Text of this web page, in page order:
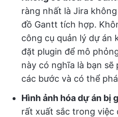
ràng nhất là Jira
đồ Gantt tích hợp.
công cụ quản lý dự án
đặt plugin để mô
này có nghĩa là bạn
các bước và có thể
Hình ảnh hóa dự án bị
rất xuất sắc trong việc